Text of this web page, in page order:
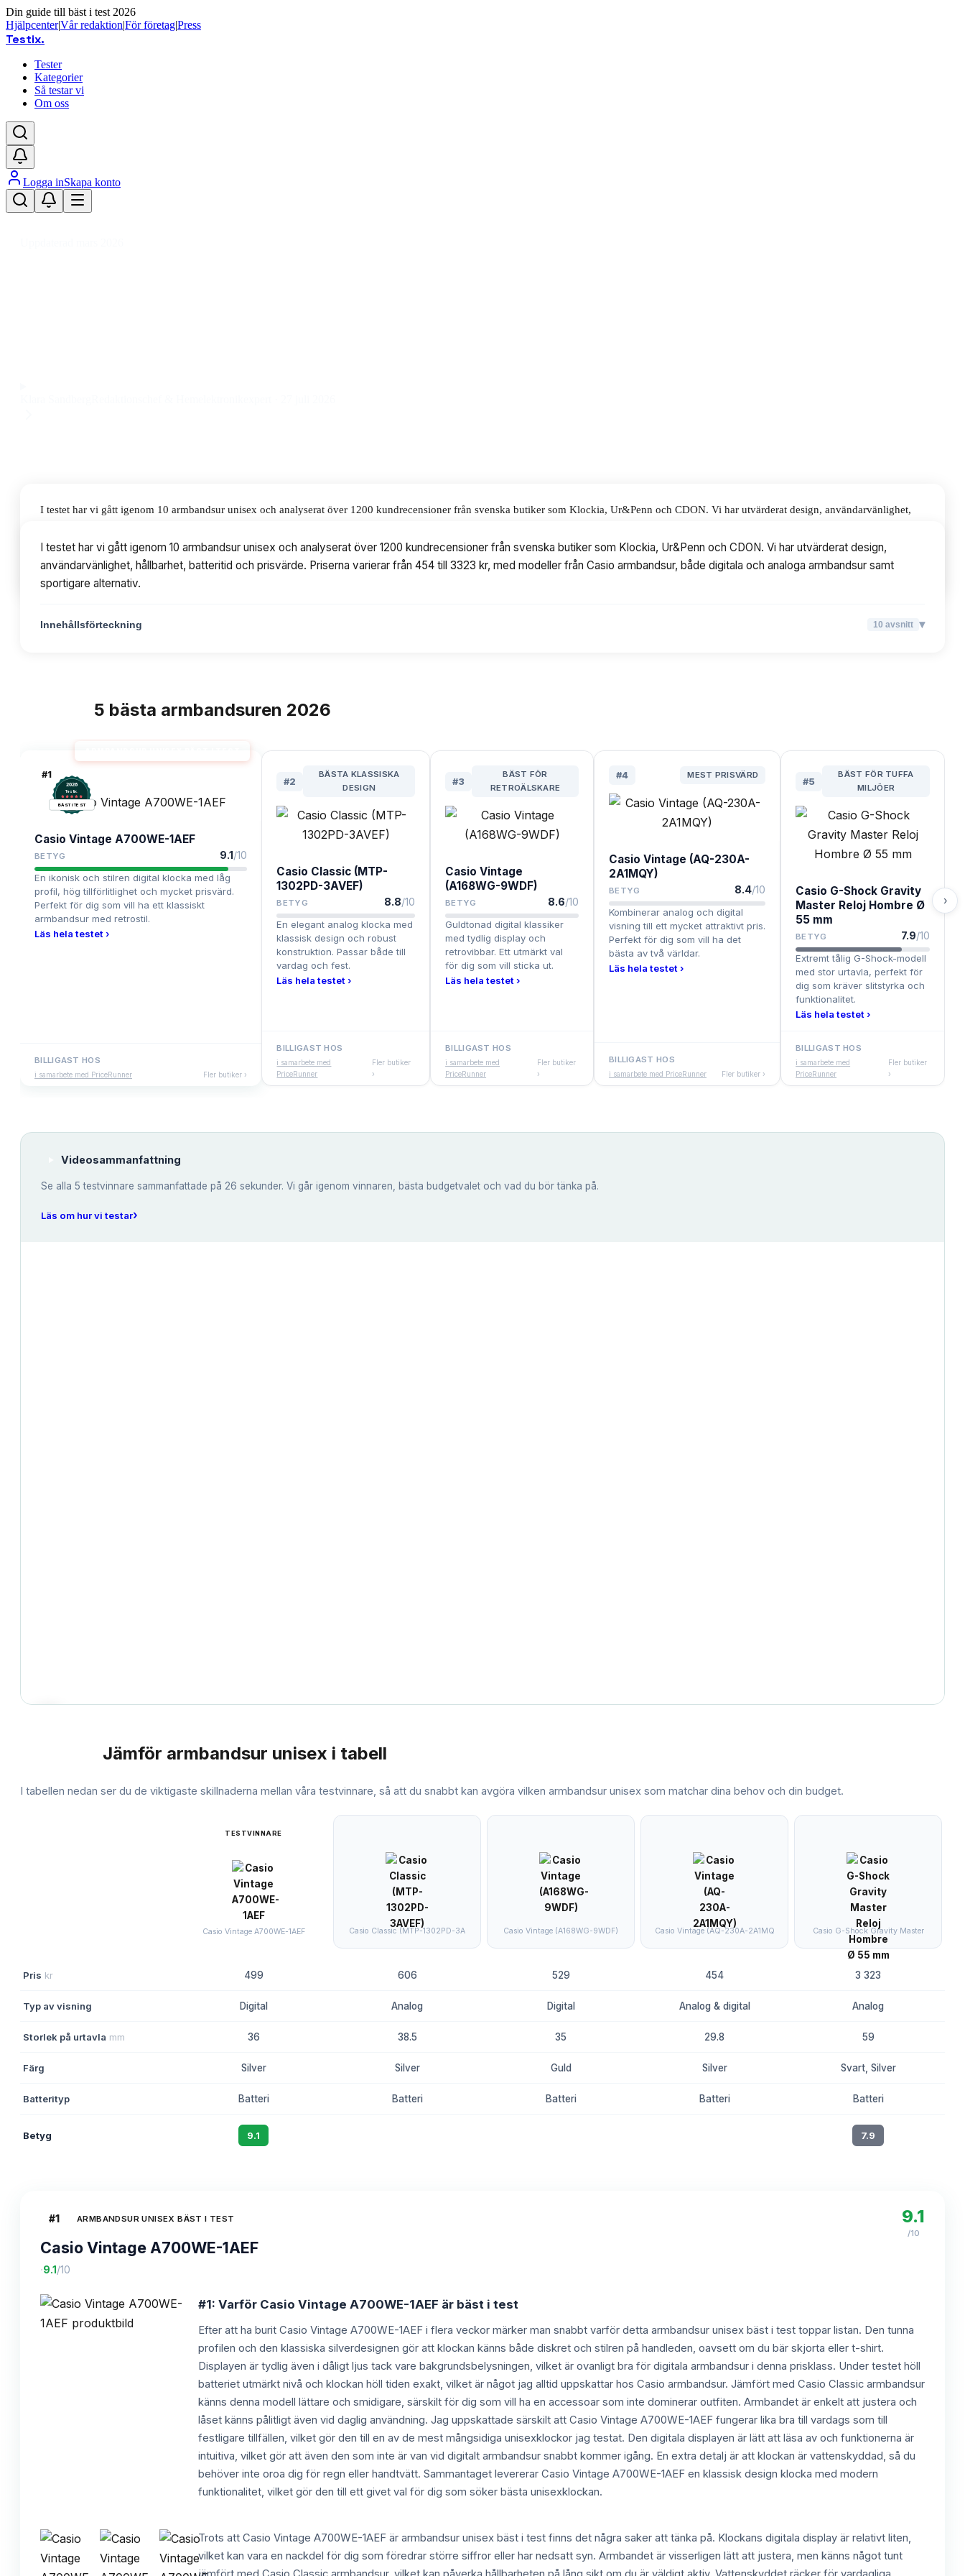
Din guide till bäst i test 2026
Hjälpcenter|Vår redaktion|För företag|Press
Testix.
Tester
Kategorier
Så testar vi
Om oss
Logga inSkapa konto
I testet har vi gått igenom 10 armbandsur unisex och analyserat över 1200 kundrecensioner från svenska butiker som Klockia, Ur&Penn och CDON. Vi har utvärderat design, användarvänlighet,
Innehållsförteckning 10avsnitt
I testet har vi gått igenom 10 armbandsur unisex och analyserat över 1200 kundrecensioner från svenska butiker som Klockia, Ur&Penn och CDON. Vi har utvärderat design,
användarvänlighet, hållbarhet, batteritid och prisvärde. Priserna varierar från 454 till 3323 kr, med modeller från Casio armbandsur, både digitala och analoga armbandsur samt
sportigare alternativ.
Innehållsförteckning 10 avsnitt ▾
5 bästa armbandsuren 2026
#1
2026
Testix.
BÄST I TEST
Casio Vintage A700WE-1AEF
BETYG 9.1/10
En ikonisk och stilren digital klocka med låg
profil, hög tillförlitlighet och mycket prisvärd.
Perfekt för dig som vill ha ett klassiskt
armbandsur med retrostil.
Läs hela testet ›
BILLIGAST HOS
i samarbete med PriceRunner Fler butiker ›
#2
BÄSTA KLASSISKA
DESIGN
Casio Classic (MTP-
1302PD-3AVEF)
BETYG 8.8/10
En elegant analog klocka med
klassisk design och robust
konstruktion. Passar både till
vardag och fest.
Läs hela testet ›
BILLIGAST HOS
i samarbete med
PriceRunner
Fler butiker
›
#3
BÄST FÖR
RETROÄLSKARE
Casio Vintage
(A168WG-9WDF)
BETYG 8.6/10
Guldtonad digital klassiker
med tydlig display och
retrovibbar. Ett utmärkt val
för dig som vill sticka ut.
Läs hela testet ›
BILLIGAST HOS
i samarbete med
PriceRunner
Fler butiker
›
#4 MEST PRISVÄRD
Casio Vintage (AQ-230A-
2A1MQY)
BETYG 8.4/10
Kombinerar analog och digital
visning till ett mycket attraktivt pris.
Perfekt för dig som vill ha det
bästa av två världar.
Läs hela testet ›
BILLIGAST HOS
i samarbete med PriceRunner Fler butiker ›
#5
BÄST FÖR TUFFA
MILJÖER
Casio G-Shock Gravity
Master Reloj Hombre Ø
55 mm
BETYG 7.9/10
Extremt tålig G-Shock-modell
med stor urtavla, perfekt för
dig som kräver slitstyrka och
funktionalitet.
Läs hela testet ›
BILLIGAST HOS
i samarbete med
PriceRunner
Fler butiker
›
›
Videosammanfattning
Se alla 5 testvinnare sammanfattade på 26 sekunder. Vi går igenom vinnaren, bästa budgetvalet och vad du bör tänka på.
Läs om hur vi testar›
Jämför armbandsur unisex i tabell
I tabellen nedan ser du de viktigaste skillnaderna mellan våra testvinnare, så att du snabbt kan avgöra vilken armbandsur unisex som matchar dina behov och din budget.
TESTVINNARE
Casio Vintage A700WE-1AEF Casio Classic (MTP-1302PD-3A Casio Vintage (A168WG-9WDF) Casio Vintage (AQ-230A-2A1MQ Casio G-Shock Gravity Master
Pris kr 499 606 529 454 3 323
Typ av visning Digital Analog Digital Analog & digital Analog
Storlek på urtavla mm 36 38.5 35 29.8 59
Färg Silver Silver Guld Silver Svart, Silver
Batterityp Batteri Batteri Batteri Batteri Batteri
Betyg 9.1 7.9
#1 ARMBANDSUR UNISEX BÄST I TEST
Casio Vintage A700WE-1AEF
·9.1 /10
9.1
/10
#1: Varför Casio Vintage A700WE-1AEF är bäst i test
Efter att ha burit Casio Vintage A700WE-1AEF i flera veckor märker man snabbt varför detta armbandsur unisex bäst i test toppar listan. Den tunna
profilen och den klassiska silverdesignen gör att klockan känns både diskret och stilren på handleden, oavsett om du bär skjorta eller t-shirt.
Displayen är tydlig även i dåligt ljus tack vare bakgrundsbelysningen, vilket är ovanligt bra för digitala armbandsur i denna prisklass. Under testet höll
batteriet utmärkt nivå och klockan höll tiden exakt, vilket är något jag alltid uppskattar hos Casio armbandsur. Jämfört med Casio Classic armbandsur
känns denna modell lättare och smidigare, särskilt för dig som vill ha en accessoar som inte dominerar outfiten. Armbandet är enkelt att justera och
låset känns pålitligt även vid daglig användning. Jag uppskattade särskilt att Casio Vintage A700WE-1AEF fungerar lika bra till vardags som till
festligare tillfällen, vilket gör den till en av de mest mångsidiga unisexklockor jag testat. Den digitala displayen är lätt att läsa av och funktionerna är
intuitiva, vilket gör att även den som inte är van vid digitalt armbandsur snabbt kommer igång. En extra detalj är att klockan är vattenskyddad, så du
behöver inte oroa dig för regn eller handtvätt. Sammantaget levererar Casio Vintage A700WE-1AEF en klassisk design klocka med modern
funktionalitet, vilket gör den till ett givet val för dig som söker bästa unisexklockan.
Trots att Casio Vintage A700WE-1AEF är armbandsur unisex bäst i test finns det några saker att tänka på. Klockans digitala display är relativt liten,
vilket kan vara en nackdel för dig som föredrar större siffror eller har nedsatt syn. Armbandet är visserligen lätt att justera, men känns något tunt